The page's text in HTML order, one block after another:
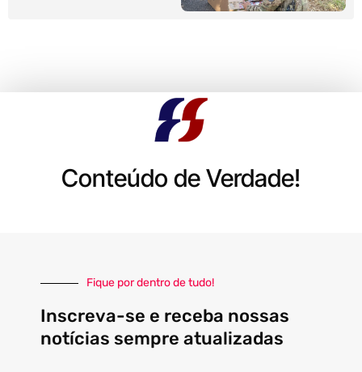
Conteúdo de Verdade!
Fique por dentro de tudo!
Inscreva-se e receba nossas
notícias sempre atualizadas